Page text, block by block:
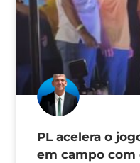
PL acelera o
em campo com